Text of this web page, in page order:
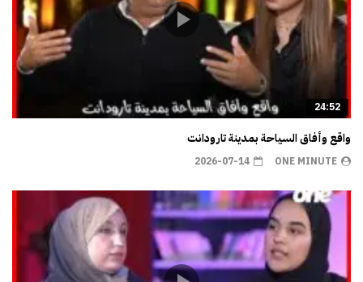
24:52
واقع وأفاق السياحة بمدينة تارودانت
ONE MINUTE
2026-07-14